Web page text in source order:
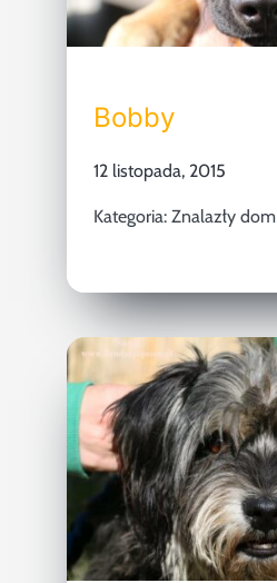
Bobby
12 listopada, 2015
Kategoria: Znalazły dom